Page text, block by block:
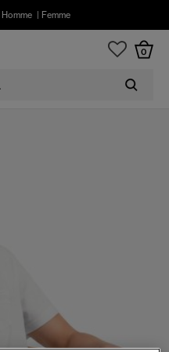
Homme Femme
0